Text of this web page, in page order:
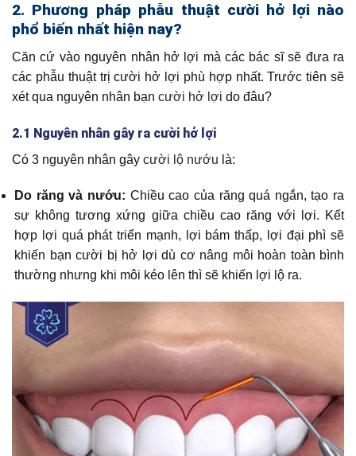
2. Phương pháp phẫu thuật cười hở lợi nào
phổ biến nhất hiện nay?
Căn cứ vào nguyên nhân hở lợi mà các bác sĩ sẽ đưa ra
các phẫu thuật trị cười hở lợi phù hợp nhất. Trước tiên sẽ
xét qua nguyên nhân bạn cười hở lợi do đâu?
2.1 Nguyên nhân gây ra cười hở lợi
Có 3 nguyên nhân gây cười lộ nướu là:
Do răng và nướu: Chiều cao của răng quá ngắn, tạo ra
sự không tương xứng giữa chiều cao răng với lợi. Kết
hợp lợi quá phát triển mạnh, lợi bám thấp, lợi đại phì sẽ
khiến bạn cười bị hở lợi dù cơ nâng môi hoàn toàn bình
thường nhưng khi môi kéo lên thì sẽ khiến lợi lộ ra.